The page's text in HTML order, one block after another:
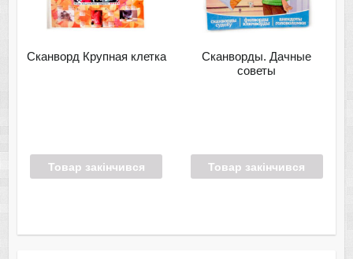
Сканворд Крупная клетка
Товар закінчився
Сканворды. Дачные
советы
Товар закінчився